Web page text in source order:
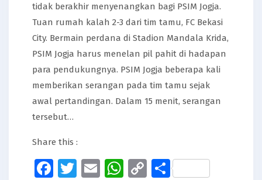
tidak berakhir menyenangkan bagi PSIM Jogja.
Tuan rumah kalah 2-3 dari tim tamu, FC Bekasi
City. Bermain perdana di Stadion Mandala Krida,
PSIM Jogja harus menelan pil pahit di hadapan
para pendukungnya. PSIM Jogja beberapa kali
memberikan serangan pada tim tamu sejak
awal pertandingan. Dalam 15 menit, serangan
tersebut…
Share this :
Facebook
Twitter
EmailWhatsApp
CopyShare